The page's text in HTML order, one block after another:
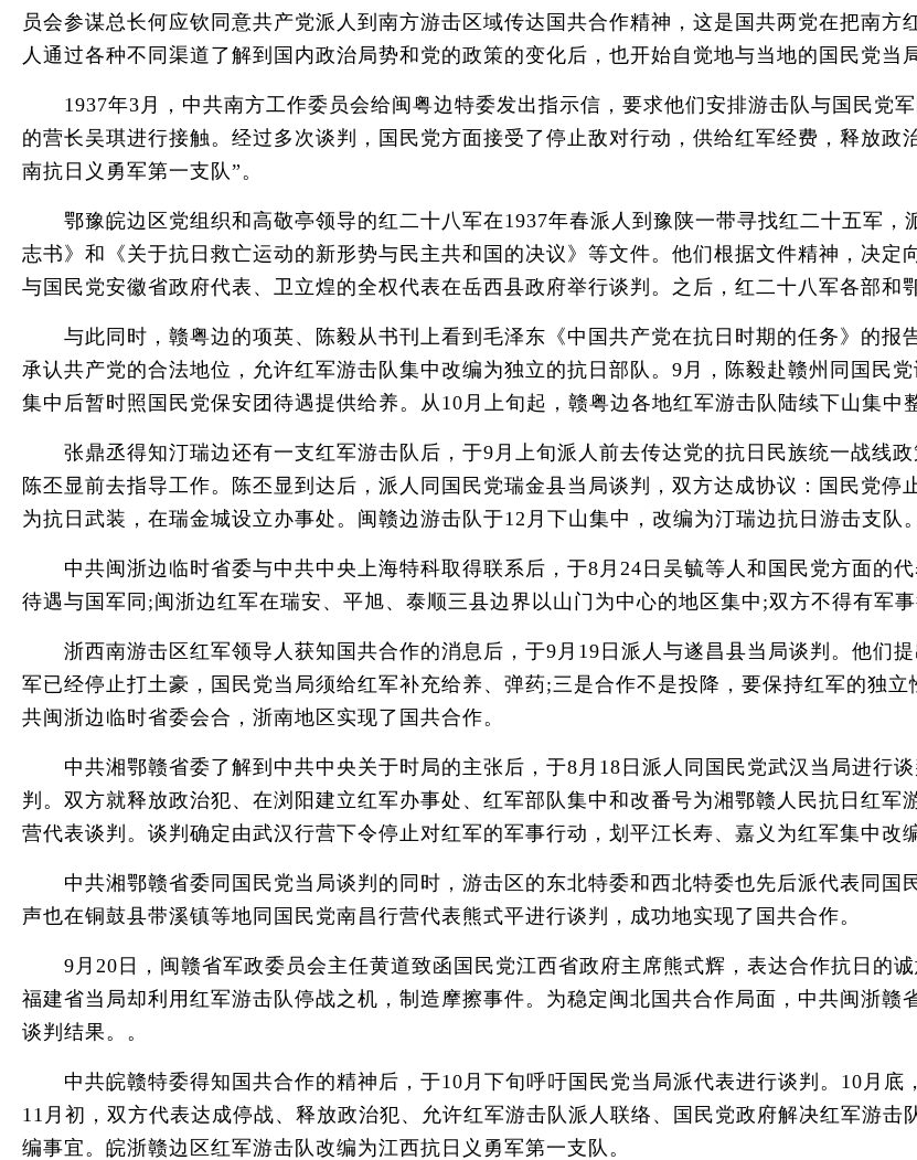
员会参谋总长何应钦同意共产党派人到南方游击区域传达国共合作精神，这是国共两党在把南
人通过各种不同渠道了解到国内政治局势和党的政策的变化后，也开始自觉地与当地的国民党当
1937年3月，中共南方工作委员会给闽粤边特委发出指示信，要求他们安排游击队与国民党
的营长吴琪进行接触。经过多次谈判，国民党方面接受了停止敌对行动，供给红军经费，释放
南抗日义勇军第一支队”。
鄂豫皖边区党组织和高敬亭领导的红二十八军在1937年春派人到豫陕一带寻找红二十五军，
志书》和《关于抗日救亡运动的新形势与民主共和国的决议》等文件。他们根据文件精神，决
与国民党安徽省政府代表、卫立煌的全权代表在岳西县政府举行谈判。之后，红二十八军各部
与此同时，赣粤边的项英、陈毅从书刊上看到毛泽东《中国共产党在抗日时期的任务》的报
承认共产党的合法地位，允许红军游击队集中改编为独立的抗日部队。9月，陈毅赴赣州同国民
集中后暂时照国民党保安团待遇提供给养。从10月上旬起，赣粤边各地红军游击队陆续下山集中
张鼎丞得知汀瑞边还有一支红军游击队后，于9月上旬派人前去传达党的抗日民族统一战线
陈丕显前去指导工作。陈丕显到达后，派人同国民党瑞金县当局谈判，双方达成协议：国民党
为抗日武装，在瑞金城设立办事处。闽赣边游击队于12月下山集中，改编为汀瑞边抗日游击支队。
中共闽浙边临时省委与中共中央上海特科取得联系后，于8月24日吴毓等人和国民党方面的
待遇与国军同;闽浙边红军在瑞安、平旭、泰顺三县边界以山门为中心的地区集中;双方不得有军
浙西南游击区红军领导人获知国共合作的消息后，于9月19日派人与遂昌县当局谈判。他们
军已经停止打土豪，国民党当局须给红军补充给养、弹药;三是合作不是投降，要保持红军的独
共闽浙边临时省委会合，浙南地区实现了国共合作。
中共湘鄂赣省委了解到中共中央关于时局的主张后，于8月18日派人同国民党武汉当局进行
判。双方就释放政治犯、在浏阳建立红军办事处、红军部队集中和改番号为湘鄂赣人民抗日红
营代表谈判。谈判确定由武汉行营下令停止对红军的军事行动，划平江长寿、嘉义为红军集中
中共湘鄂赣省委同国民党当局谈判的同时，游击区的东北特委和西北特委也先后派代表同国
声也在铜鼓县带溪镇等地同国民党南昌行营代表熊式平进行谈判，成功地实现了国共合作。
9月20日，闽赣省军政委员会主任黄道致函国民党江西省政府主席熊式辉，表达合作抗日的
福建省当局却利用红军游击队停战之机，制造摩擦事件。为稳定闽北国共合作局面，中共闽浙
谈判结果。。
中共皖赣特委得知国共合作的精神后，于10月下旬呼吁国民党当局派代表进行谈判。10月底
11月初，双方代表达成停战、释放政治犯、允许红军游击队派人联络、国民党政府解决红军游
编事宜。皖浙赣边区红军游击队改编为江西抗日义勇军第一支队。